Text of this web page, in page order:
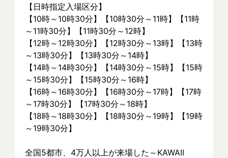
【日時指定入場区分】
【10時～10時30分】【10時30分～11時】【11時
～11時30分】【11時30分～12時】
【12時～12時30分】【12時30分～13時】【13時
～13時30分】【13時30分～14時】
【14時～14時30分】【14時30分～15時】【15時
～15時30分】【15時30分～16時】
【16時～16時30分】【16時30分～17時】【17時
～17時30分】【17時30分～18時】
【18時～18時30分】【18時30分～19時】【19時
～19時30分】
全国5都市、4万⼈以上が来場した～KAWAII